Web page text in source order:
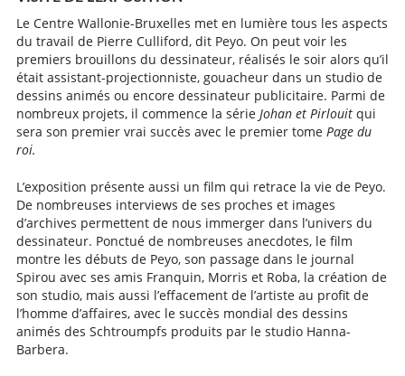
Le Centre Wallonie-Bruxelles met en lumière tous les aspects
du travail de Pierre Culliford, dit Peyo. On peut voir les
premiers brouillons du dessinateur, réalisés le soir alors qu’il
était assistant-projectionniste, gouacheur dans un studio de
dessins animés ou encore dessinateur publicitaire. Parmi de
nombreux projets, il commence la série Johan et Pirlouit qui
sera son premier vrai succès avec le premier tome Page du
roi.
L’exposition présente aussi un film qui retrace la vie de Peyo.
De nombreuses interviews de ses proches et images
d’archives permettent de nous immerger dans l’univers du
dessinateur. Ponctué de nombreuses anecdotes, le film
montre les débuts de Peyo, son passage dans le journal
Spirou avec ses amis Franquin, Morris et Roba, la création de
son studio, mais aussi l’effacement de l’artiste au profit de
l’homme d’affaires, avec le succès mondial des dessins
animés des Schtroumpfs produits par le studio Hanna-
Barbera.